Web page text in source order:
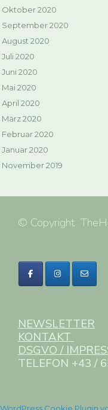
Oktober 2020
September 2020
August 2020
Juli 2020
Juni 2020
Mai 2020
April 2020
März 2020
Februar 2020
Januar 2020
November 2019
© Copyright
NEWSLETTER
KONTAKT
DSGVO /
TELEFON +43 /
WordPress Cookie Plugin